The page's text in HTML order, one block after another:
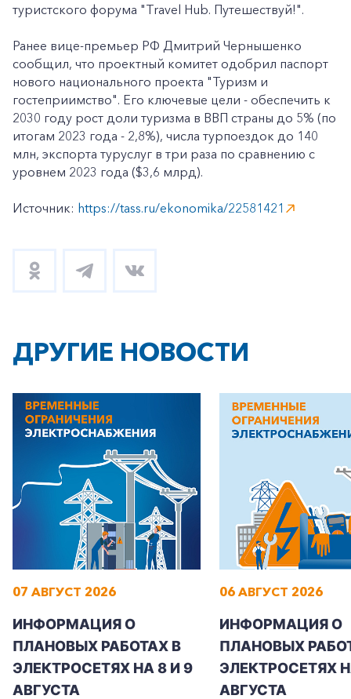
Частным клиентам
Корпоративным клиентам
туристского форума "Travel Hub. Путешествуй!".
Ранее вице-премьер РФ Дмитрий Чернышенко
сообщил, что проектный комитет одобрил паспорт
нового национального проекта "Туризм и
гостеприимство". Его ключевые цели - обеспечить к
2030 году рост доли туризма в ВВП страны до 5% (по
итогам 2023 года - 2,8%), числа турпоездок до 140
млн, экспорта туруслуг в три раза по сравнению с
уровнем 2023 года ($3,6 млрд).
Источник: https://tass.ru/ekonomika/22581421
ДРУГИЕ НОВОСТИ
07 АВГУСТ 2026
ИНФОРМАЦИЯ О
ПЛАНОВЫХ РАБОТАХ В
ЭЛЕКТРОСЕТЯХ НА 8 И 9
АВГУСТА
06 АВГУСТ 2026
ИНФОРМАЦИЯ О
ПЛАНОВЫХ
ЭЛЕКТРОСЕТЯХ
АВГУСТА